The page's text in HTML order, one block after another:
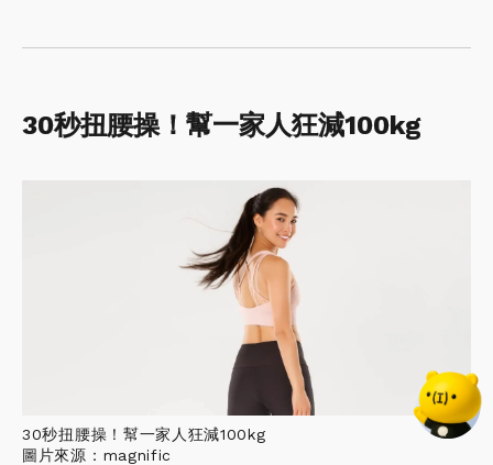
30秒扭腰操！幫一家人狂減100kg
30秒扭腰操！幫一家人狂減100kg
圖片來源：magnific